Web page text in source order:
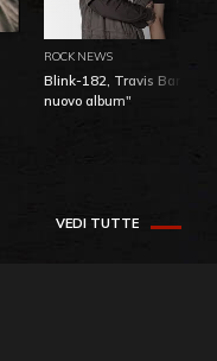
ROCK NEWS
Blink-182, Travis Barker:
nuovo album"
VEDI TUTTE